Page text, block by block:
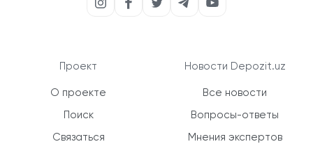
Проект
О проекте
Поиск
Связаться
Новости Depozit.uz
Все новости
Вопросы-ответы
Мнения экспертов